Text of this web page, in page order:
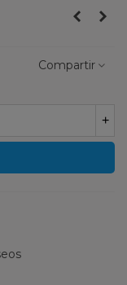
Compartir
+